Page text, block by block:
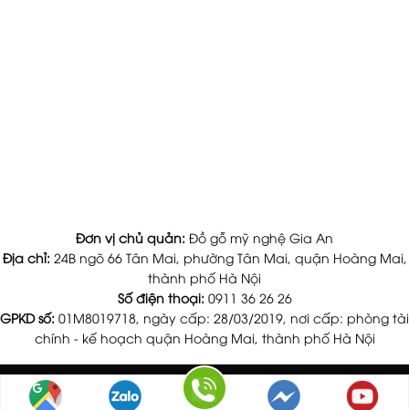
Đơn vị chủ quản: Đồ gỗ mỹ nghệ Gia An
Địa chỉ: 24B ngõ 66 Tân Mai, phường Tân Mai, quận Hoàng Mai,
thành phố Hà Nội
Số điện thoại: 0911 36 26 26
GPKD số: 01M8019718, ngày cấp: 28/03/2019, nơi cấp: phòng tài
chính - kế hoạch quận Hoàng Mai, thành phố Hà Nội
Copyright 2026 ©dogogiaan.com
| Thiết kế và duy trì bởi
dogogiaan.com